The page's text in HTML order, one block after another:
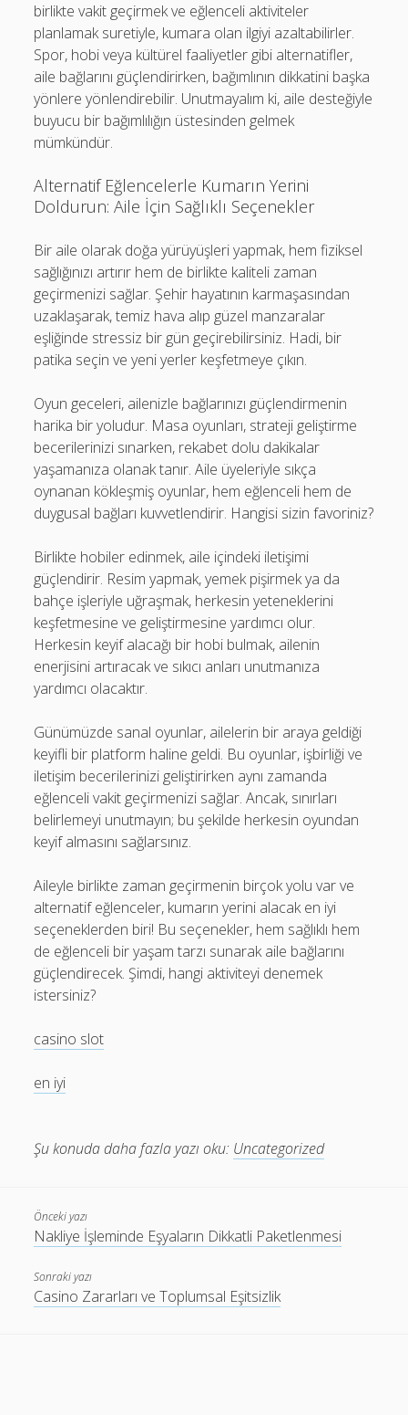
birlikte vakit geçirmek ve eğlenceli aktiviteler
planlamak suretiyle, kumara olan ilgiyi azaltabilirler.
Spor, hobi veya kültürel faaliyetler gibi alternatifler,
aile bağlarını güçlendirirken, bağımlının dikkatini başka
yönlere yönlendirebilir. Unutmayalım ki, aile desteğiyle
buyucu bir bağımlılığın üstesinden gelmek
mümkündür.
Alternatif Eğlencelerle Kumarın Yerini
Doldurun: Aile İçin Sağlıklı Seçenekler
Bir aile olarak doğa yürüyüşleri yapmak, hem fiziksel
sağlığınızı artırır hem de birlikte kaliteli zaman
geçirmenizi sağlar. Şehir hayatının karmaşasından
uzaklaşarak, temiz hava alıp güzel manzaralar
eşliğinde stressiz bir gün geçirebilirsiniz. Hadi, bir
patika seçin ve yeni yerler keşfetmeye çıkın.
Oyun geceleri, ailenizle bağlarınızı güçlendirmenin
harika bir yoludur. Masa oyunları, strateji geliştirme
becerilerinizi sınarken, rekabet dolu dakikalar
yaşamanıza olanak tanır. Aile üyeleriyle sıkça
oynanan kökleşmiş oyunlar, hem eğlenceli hem de
duygusal bağları kuvvetlendirir. Hangisi sizin favoriniz?
Birlikte hobiler edinmek, aile içindeki iletişimi
güçlendirir. Resim yapmak, yemek pişirmek ya da
bahçe işleriyle uğraşmak, herkesin yeteneklerini
keşfetmesine ve geliştirmesine yardımcı olur.
Herkesin keyif alacağı bir hobi bulmak, ailenin
enerjisini artıracak ve sıkıcı anları unutmanıza
yardımcı olacaktır.
Günümüzde sanal oyunlar, ailelerin bir araya geldiği
keyifli bir platform haline geldi. Bu oyunlar, işbirliği ve
iletişim becerilerinizi geliştirirken aynı zamanda
eğlenceli vakit geçirmenizi sağlar. Ancak, sınırları
belirlemeyi unutmayın; bu şekilde herkesin oyundan
keyif almasını sağlarsınız.
Aileyle birlikte zaman geçirmenin birçok yolu var ve
alternatif eğlenceler, kumarın yerini alacak en iyi
seçeneklerden biri! Bu seçenekler, hem sağlıklı hem
de eğlenceli bir yaşam tarzı sunarak aile bağlarını
güçlendirecek. Şimdi, hangi aktiviteyi denemek
istersiniz?
casino slot
en iyi
Şu konuda daha fazla yazı oku: Uncategorized
Önceki yazı
Nakliye İşleminde Eşyaların Dikkatli Paketlenmesi
Sonraki yazı
Casino Zararları ve Toplumsal Eşitsizlik